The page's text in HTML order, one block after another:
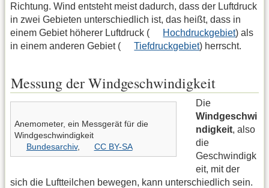
Richtung. Wind entsteht meist dadurch, dass der Luftdruck
in zwei Gebieten unterschiedlich ist, das heißt, dass in
einem Gebiet höherer Luftdruck (
Hochdruckgebiet) als
in einem anderen Gebiet (
Tiefdruckgebiet) herrscht.
Messung der Windgeschwindigkeit
Anemometer, ein Messgerät für die
Windgeschwindigkeit
Bundesarchiv, CC BY-SA
Die
Windgeschwi
ndigkeit, also
die
Geschwindigk
eit, mit der
sich die Luftteilchen bewegen, kann unterschiedlich sein.